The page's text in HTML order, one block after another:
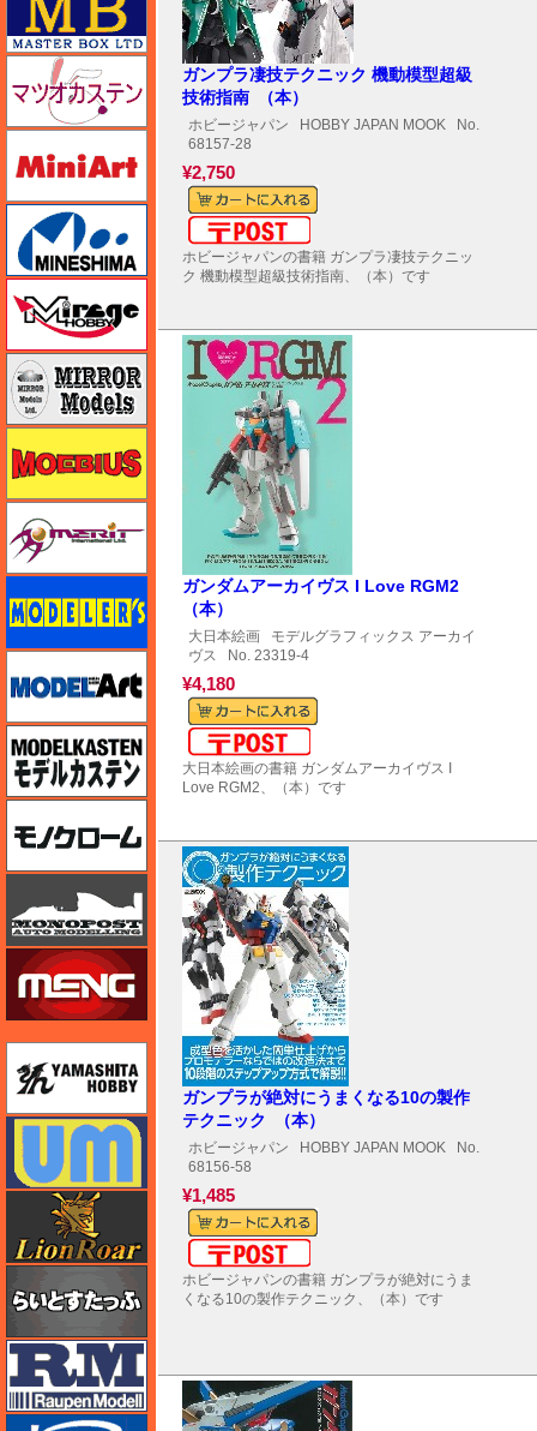
ガンプラ凄技テクニック 機動模型超級
技術指南 （本）
ホビージャパン HOBBY JAPAN MOOK No.
68157-28
¥2,750
ホビージャパンの書籍 ガンプラ凄技テクニッ
ク 機動模型超級技術指南、（本）です
ガンダムアーカイヴス I Love RGM2
（本）
大日本絵画
モデルグラフィックス アーカイ
ヴス No. 23319-4
¥4,180
大日本絵画の書籍 ガンダムアーカイヴス I
Love RGM2、（本）です
ガンプラが絶対にうまくなる10の製作
テクニック （本）
ホビージャパン HOBBY JAPAN MOOK No.
68156-58
¥1,485
ホビージャパンの書籍 ガンプラが絶対にうま
くなる10の製作テクニック、（本）です
マツオカステン
ミニアート
ミネシマ
ミラージュホビー
ミラーモデルズ
メリットインターナショナル
モデラーズ
モデルアート
モデルカステン
モノポスト
モンモデル（MENG MODEL）
ユニモデル
ユニモデル
ライオンロア（LionRoar）
らいとすたっふ
リッチモデル